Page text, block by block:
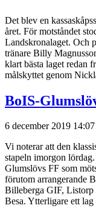
Det blev en
året. För motståndet
Landskronalaget. Och
tränare Billy
klart bästa laget redan
målskyttet genom
BoIS-
6 december 2019 14:07
Vi noterar att den
stapeln imorgon
Glumslövs FF som
förutom arrangerande
Billeberga GIF,
Besa. Ytterligare ett